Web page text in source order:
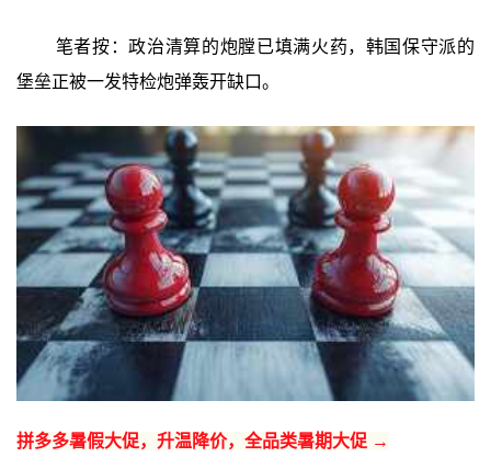
笔者按：政治清算的炮膛已填满火药，韩国保守派的
堡垒正被一发特检炮弹轰开缺口。
拼多多暑假大促，升温降价，全品类暑期大促 →